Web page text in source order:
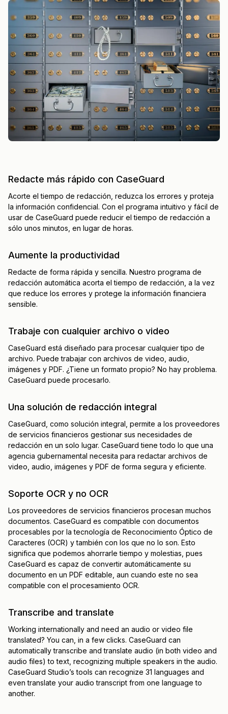
Redacte más rápido con CaseGuard
Acorte el tiempo de redacción, reduzca los errores y proteja
la información confidencial. Con el programa intuitivo y fácil de
usar de CaseGuard puede reducir el tiempo de redacción a
sólo unos minutos, en lugar de horas.
Aumente la productividad
Redacte de forma rápida y sencilla. Nuestro programa de
redacción automática acorta el tiempo de redacción, a la vez
que reduce los errores y protege la información financiera
sensible.
Trabaje con cualquier archivo o video
CaseGuard está diseñado para procesar cualquier tipo de
archivo. Puede trabajar con archivos de video, audio,
imágenes y PDF. ¿Tiene un formato propio? No hay problema.
CaseGuard puede procesarlo.
Una solución de redacción integral
CaseGuard, como solución integral, permite a los proveedores
de servicios financieros gestionar sus necesidades de
redacción en un solo lugar. CaseGuard tiene todo lo que una
agencia gubernamental necesita para redactar archivos de
video, audio, imágenes y PDF de forma segura y eficiente.
Soporte OCR y no OCR
Los proveedores de servicios financieros procesan muchos
documentos. CaseGuard es compatible con documentos
procesables por la tecnología de Reconocimiento Óptico de
Caracteres (OCR) y también con los que no lo son. Esto
significa que podemos ahorrarle tiempo y molestias, pues
CaseGuard es capaz de convertir automáticamente su
documento en un PDF editable, aun cuando este no sea
compatible con el procesamiento OCR.
Transcribe and translate
Working internationally and need an audio or video file
translated? You can, in a few clicks. CaseGuard can
automatically transcribe and translate audio (in both video and
audio files) to text, recognizing multiple speakers in the audio.
CaseGuard Studio’s tools can recognize 31 languages and
even translate your audio transcript from one language to
another.